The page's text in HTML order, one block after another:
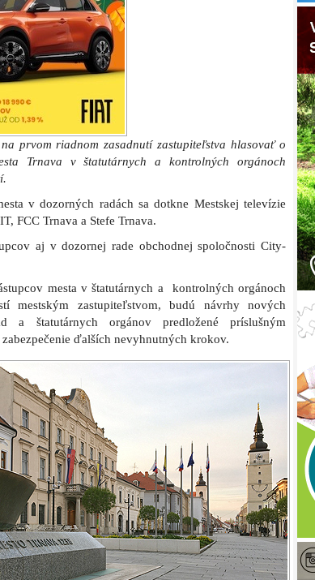
prvom riadnom zasadnutí zastupiteľstva hlasovať o
Trnava v štatutárnych a kontrolných orgánoch
v dozorných radách sa dotkne Mestskej televízie
FCC Trnava a Stefe Trnava.
aj v dozornej rade obchodnej spoločnosti City-
mesta v štatutárnych a kontrolných orgánoch
mestským zastupiteľstvom, budú návrhy nových
a štatutárnych orgánov predložené príslušným
ďalších nevyhnutných krokov.